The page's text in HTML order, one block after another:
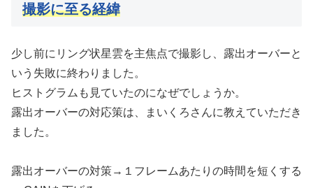
撮影に至る経緯
少し前にリング状星雲を主焦点で撮影し、露出オーバーと
いう失敗に終わりました。
ヒストグラムも見ていたのになぜでしょうか。
露出オーバーの対応策は、まいくろさんに教えていただき
ました。
露出オーバーの対策→１フレームあたりの時間を短くする